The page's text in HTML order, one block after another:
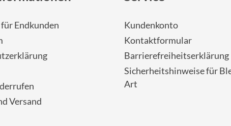
Endkunden
Versand
Kundenkonto
Kontaktformular
Barrierefreiheitserklärung
Sicherheitshinweise für
Art